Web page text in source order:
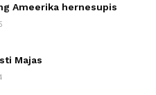
Ameerika hernesupis
Majas